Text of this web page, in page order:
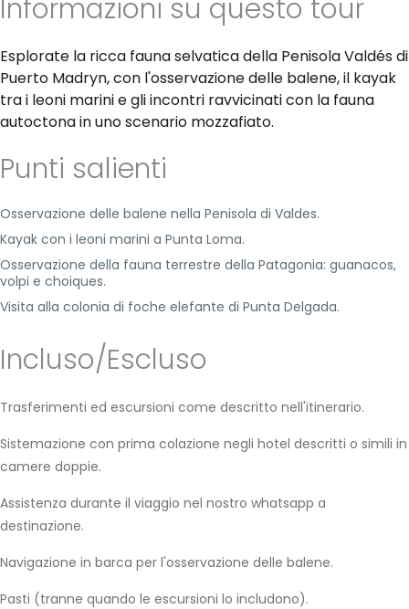
Informazioni su questo tour
Esplorate la ricca fauna selvatica della Penisola Valdés di
Puerto Madryn, con l'osservazione delle balene, il kayak
tra i leoni marini e gli incontri ravvicinati con la fauna
autoctona in uno scenario mozzafiato.
Punti salienti
Osservazione delle balene nella Penisola di Valdes.
Kayak con i leoni marini a Punta Loma.
Osservazione della fauna terrestre della Patagonia: guanacos,
volpi e choiques.
Visita alla colonia di foche elefante di Punta Delgada.
Incluso/Escluso
Trasferimenti ed escursioni come descritto nell'itinerario.
Sistemazione con prima colazione negli hotel descritti o simili in
camere doppie.
Assistenza durante il viaggio nel nostro whatsapp a
destinazione.
Navigazione in barca per l'osservazione delle balene.
Pasti (tranne quando le escursioni lo includono).